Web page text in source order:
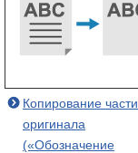
Копирование части
оригинала
(«Обозначение